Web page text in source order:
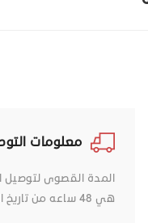
معلومات
المدة القصوى لتوصيل
هي 48 ساعه من تاريخ الطلب .